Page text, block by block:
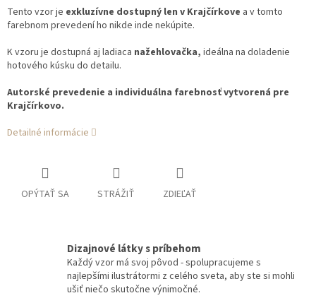
Tento vzor je exkluzívne dostupný len v Krajčírkove a v tomto
farebnom prevedení ho nikde inde nekúpite.
K vzoru je dostupná aj ladiaca nažehlovačka, ideálna na doladenie
hotového kúsku do detailu.
Autorské prevedenie a individuálna farebnosť vytvorená pre
Krajčírkovo.
Detailné informácie
OPÝTAŤ SA STRÁŽIŤ ZDIEĽAŤ
Dizajnové látky s príbehom
Každý vzor má svoj pôvod - spolupracujeme s
najlepšími ilustrátormi z celého sveta, aby ste si mohli
ušiť niečo skutočne výnimočné.